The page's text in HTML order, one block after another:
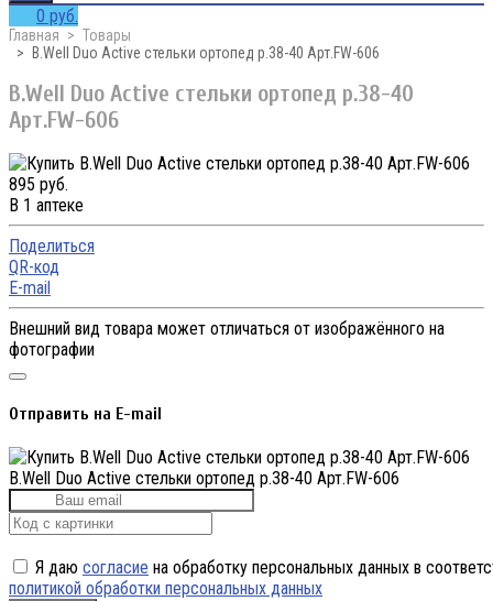
0 руб.
Главная
Товары
B.Well Duo Active стельки ортопед р.38-40 Арт.FW-606
B.Well Duo Active стельки ортопед р.38-40
Арт.FW-606
895 руб.
В 1 аптеке
Поделиться
QR-код
E-mail
Внешний вид товара может отличаться от изображённого на
фотографии
Отправить на E-mail
B.Well Duo Active стельки ортопед р.38-40 Арт.FW-606
Я даю согласие на обработку персональных данных в
политикой обработки персональных данных